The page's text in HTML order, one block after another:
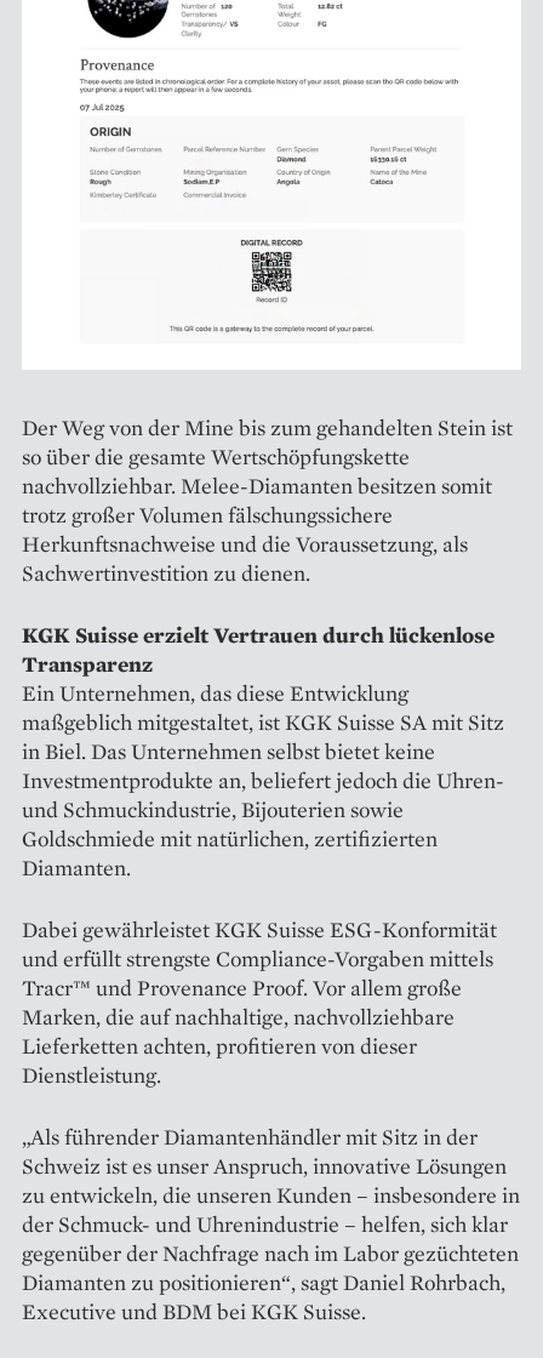
Der Weg von der Mine bis zum gehandelten Stein ist
so über die gesamte Wertschöpfungskette
nachvollziehbar. Melee-Diamanten besitzen somit
trotz großer Volumen fälschungssichere
Herkunftsnachweise und die Voraussetzung, als
Sachwertinvestition zu dienen.
KGK Suisse erzielt Vertrauen durch lückenlose
Transparenz
Ein Unternehmen, das diese Entwicklung
maßgeblich mitgestaltet, ist KGK Suisse SA mit Sitz
in Biel. Das Unternehmen selbst bietet keine
Investmentprodukte an, beliefert jedoch die Uhren-
und Schmuckindustrie, Bijouterien sowie
Goldschmiede mit natürlichen, zertifizierten
Diamanten.
Dabei gewährleistet KGK Suisse ESG-Konformität
und erfüllt strengste Compliance-Vorgaben mittels
Tracr™ und Provenance Proof. Vor allem große
Marken, die auf nachhaltige, nachvollziehbare
Lieferketten achten, profitieren von dieser
Dienstleistung.
„Als führender Diamantenhändler mit Sitz in der
Schweiz ist es unser Anspruch, innovative Lösungen
zu entwickeln, die unseren Kunden – insbesondere in
der Schmuck- und Uhrenindustrie – helfen, sich klar
gegenüber der Nachfrage nach im Labor gezüchteten
Diamanten zu positionieren“, sagt Daniel Rohrbach,
Executive und BDM bei KGK Suisse.